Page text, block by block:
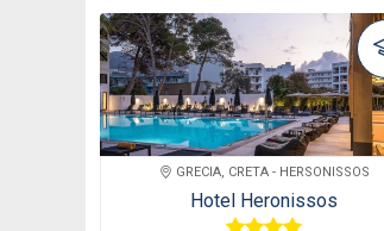
GRECIA, CRETA - HERSONISSOS
Hotel Heronissos